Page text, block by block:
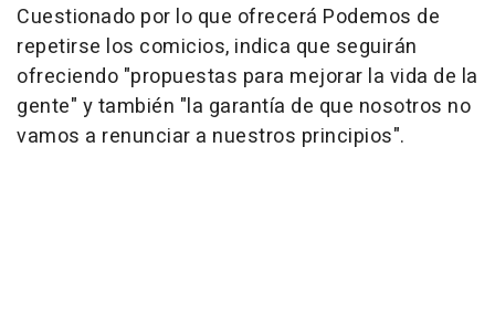
Cuestionado por lo que ofrecerá Podemos de
repetirse los comicios, indica que seguirán
ofreciendo "propuestas para mejorar la vida de la
gente" y también "la garantía de que nosotros no
vamos a renunciar a nuestros principios".